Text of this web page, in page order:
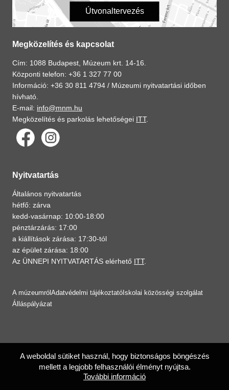
Útvonaltervezés
Megközelítés és kapcsolat
Cím: 1088 Budapest, Múzeum krt. 14-16.
Központi telefon: +36 1 327 77 00
Információ: +36 30 811 4794 / Múzeumi nyitvatartási időben
hívható.
E-mail: info@mnm.hu
Megközelítés és parkolás lehetőségei ITT.
Nyitvatartás
Általános nyitvatartás
hétfő: zárva
kedd-vasárnap: 10:00-18:00
pénztárzárás: 17:00
a kiállítások zárása: 17:30-tól
az épület zárása: 18:00
Az ÜNNEPI NYITVATARTÁS elérhető ITT.
A múzeumról Adatvédelmi tájékoztató Iskolai közösségi szolgálat
Álláspályázat
A weboldal sütiket használ, hogy biztonságos böngészés
mellett a legjobb felhasználói élményt nyújtsa.
További információ